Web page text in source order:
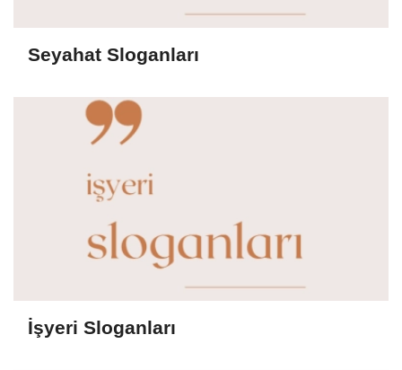
Seyahat Sloganları
İşyeri Sloganları